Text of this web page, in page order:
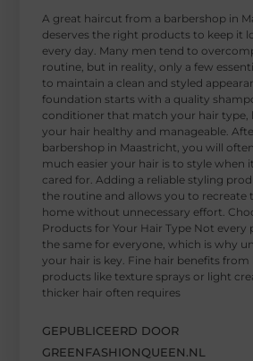
A great haircut from a barbershop in
deserves the right products to keep it
every day. Many men tend to
routine, but in reality, only a few
to maintain a clean and styled
foundation starts with a quality
conditioner that match your hair type,
your hair healthy and manageable.
barbershop in Maastricht, you will
much easier your hair is to style when
cared for. Adding a reliable styling
the routine and allows you to recreate
home without unnecessary effort.
Products for Your Hair Type Not
the same for everyone, which is why
your hair is key. Fine hair benefits
products like texture sprays or light
thicker hair often requires
GEPUBLICEERD DOOR
GREENFASHIONQUEEN.NL